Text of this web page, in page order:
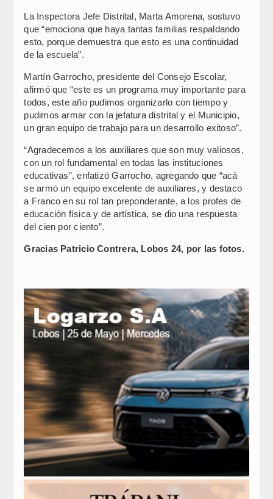
La Inspectora Jefe Distrital, Marta Amorena, sostuvo
que “emociona que haya tantas familias respaldando
esto, porque demuestra que esto es una continuidad
de la escuela”.
Martín Garrocho, presidente del Consejo Escolar,
afirmó que “este es un programa muy importante para
todos, este año pudimos organizarlo con tiempo y
pudimos armar con la jefatura distrital y el Municipio,
un gran equipo de trabajo para un desarrollo exitoso”.
“Agradecemos a los auxiliares que son muy valiosos,
con un rol fundamental en todas las instituciones
educativas”, enfatizó Garrocho, agregando que “acá
se armó un equipo excelente de auxiliares, y destaco
a Franco en su rol tan preponderante, a los profes de
educación física y de artística, se dio una respuesta
del cien por ciento”.
Gracias Patricio Contrera, Lobos 24, por las fotos.